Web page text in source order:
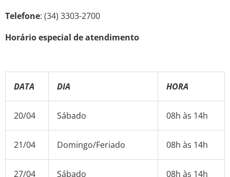
Telefone: (34) 3303-2700
Horário especial de atendimento
DATA DIA HORA
20/04 Sábado 08h às 14h
21/04 Domingo/Feriado 08h às 14h
27/04 Sábado 08h às 14h